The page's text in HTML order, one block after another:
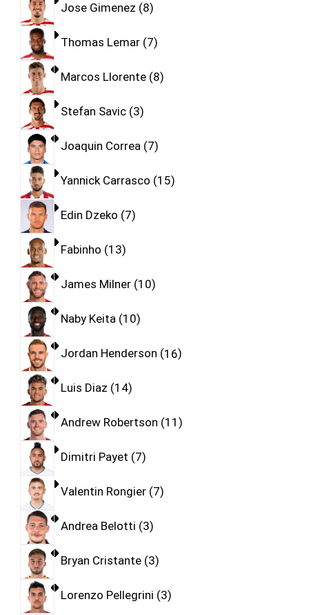
Jose Gimenez 8
Thomas Lemar 7
Marcos Llorente 8
Stefan Savic 3
Joaquin Correa 7
Yannick Carrasco 15
Edin Dzeko 7
Fabinho 13
James Milner 10
Naby Keita 10
Jordan Henderson 16
Luis Diaz 14
Andrew Robertson 11
Dimitri Payet 7
Valentin Rongier 7
Andrea Belotti 3
Bryan Cristante 3
Lorenzo Pellegrini 3